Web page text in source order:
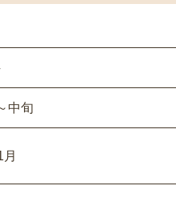
中旬